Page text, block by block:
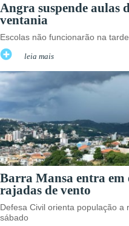
Angra suspende aulas
ventania
Escolas não funcionarão na
leia mais
Barra Mansa entra em
rajadas de vento
Defesa Civil orienta população
sábado